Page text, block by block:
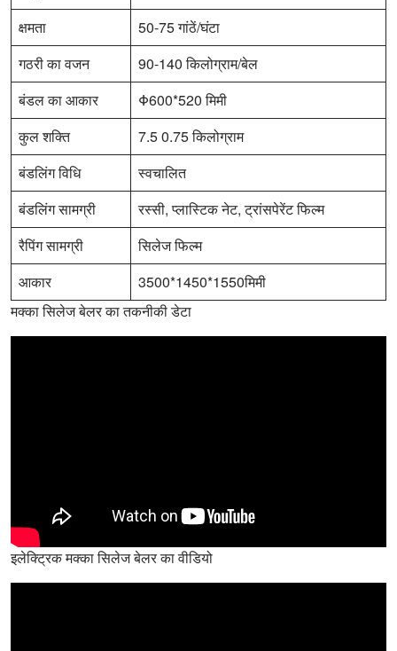
क्षमता
50-75 गांठें/घंटा
गठरी का वजन
90-140 किलोग्राम/बेल
बंडल का आकार
Φ600*520 मिमी
कुल शक्ति
7.5 0.75 किलोग्राम
बंडलिंग विधि
स्वचालित
बंडलिंग सामग्री
रस्सी, प्लास्टिक नेट, ट्रांसपेरेंट फिल्म
रैपिंग सामग्री
सिलेज फिल्म
आकार
3500*1450*1550मिमी
मक्का सिलेज बेलर का तकनीकी डेटा
इलेक्ट्रिक मक्का सिलेज बेलर का वीडियो